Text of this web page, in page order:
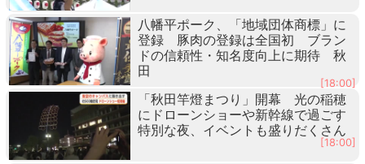
八幡平ポーク、「地域団体商標」に
登録 豚肉の登録は全国初 ブラン
ドの信頼性・知名度向上に期待 秋
田
[18:00]
「秋田竿燈まつり」開幕 光の稲穂
にドローンショーや新幹線で過ごす
特別な夜、イベントも盛りだくさん
[18:00]